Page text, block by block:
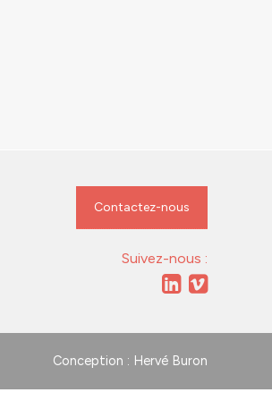
Contactez-nous
Suivez-nous :
Conception : Hervé Buron